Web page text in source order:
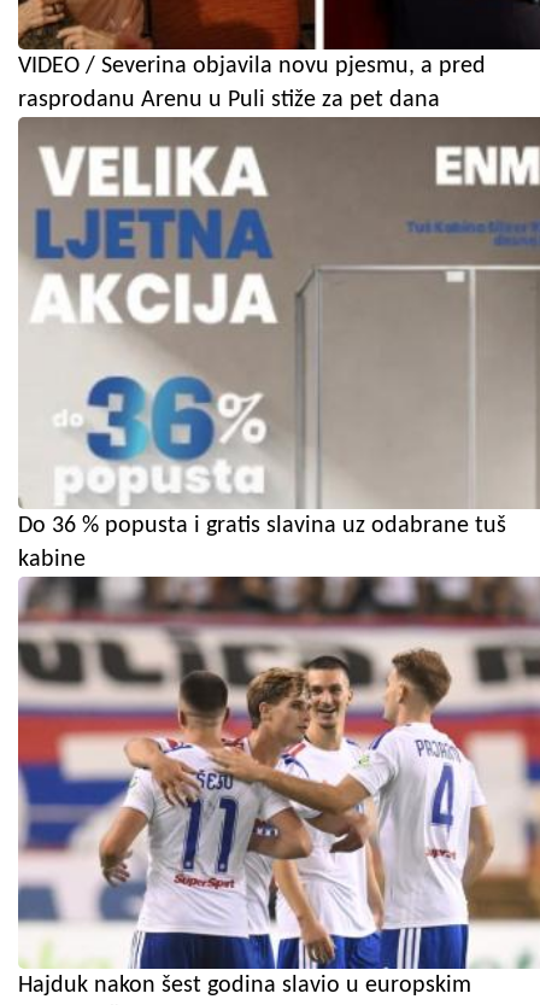
VIDEO / Severina objavila novu pjesmu, a pred
rasprodanu Arenu u Puli stiže za pet dana
Do 36 % popusta i gratis slavina uz odabrane tuš
kabine
Hajduk nakon šest godina slavio u europskim